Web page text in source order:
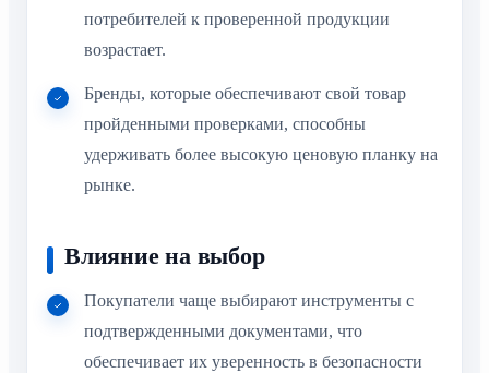
потребителей к проверенной продукции
возрастает.
Бренды, которые обеспечивают свой товар
пройденными проверками, способны
удерживать более высокую ценовую планку на
рынке.
Влияние на выбор
Покупатели чаще выбирают инструменты с
подтвержденными документами, что
обеспечивает их уверенность в безопасности